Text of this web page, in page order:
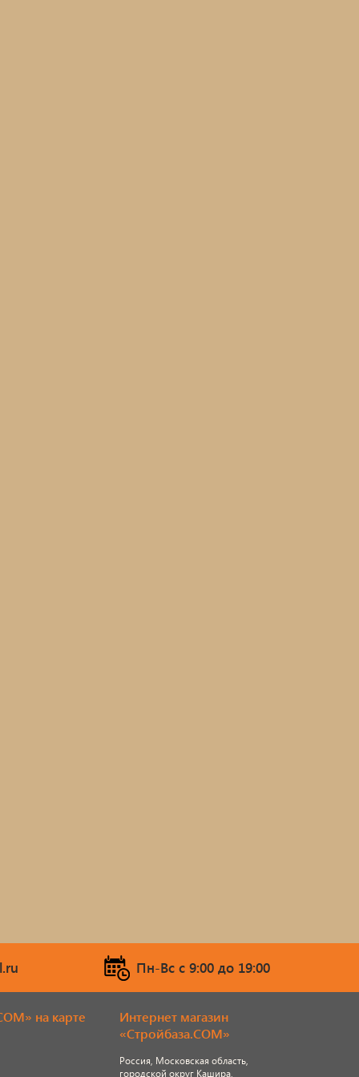
Пн-Вс c 9:00 до 19:00
на карте
Интернет магазин
«Стройбаза.COM»
Россия, Московская область,
городской округ Кашира,